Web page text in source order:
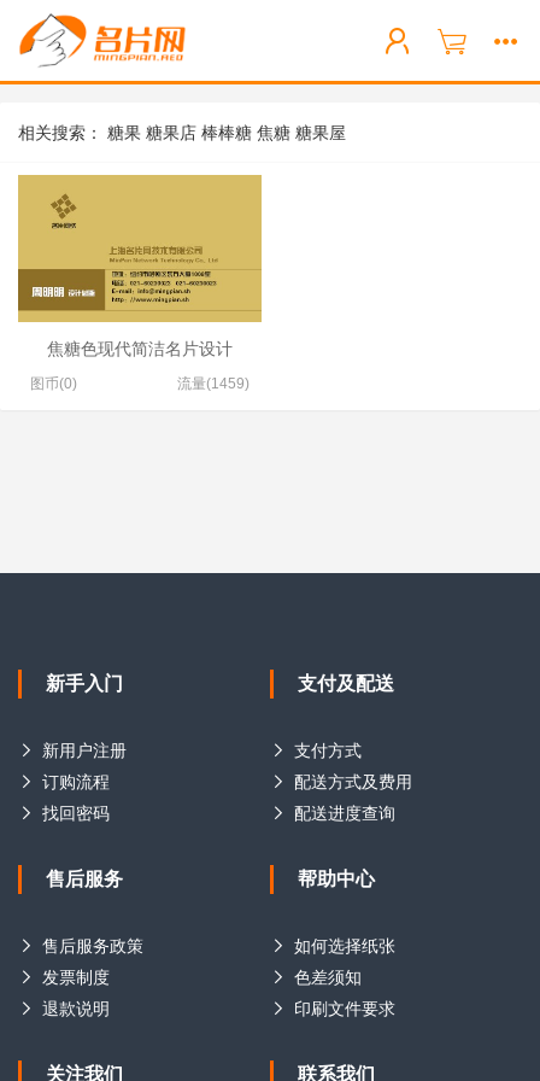
相关搜索： 糖果 糖果店 棒棒糖 焦糖 糖果屋
焦糖色现代简洁名片设计
图币(0) 流量(1459)
新手入门
新用户注册
订购流程
找回密码
支付及配送
支付方式
配送方式及费用
配送进度查询
售后服务
售后服务政策
发票制度
退款说明
帮助中心
如何选择纸张
色差须知
印刷文件要求
关注我们 联系我们